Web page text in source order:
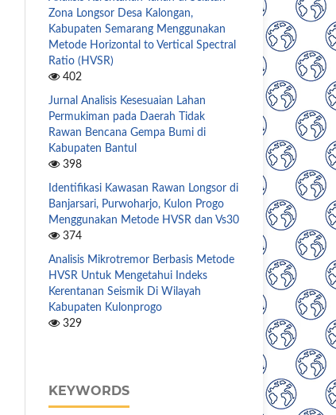
Zona Longsor Desa Kalongan,
Kabupaten Semarang Menggunakan
Metode Horizontal to Vertical Spectral
Ratio (HVSR)
402
Jurnal Analisis Kesesuaian Lahan
Permukiman pada Daerah Tidak
Rawan Bencana Gempa Bumi di
Kabupaten Bantul
398
Identifikasi Kawasan Rawan Longsor di
Banjarsari, Purwoharjo, Kulon Progo
Menggunakan Metode HVSR dan Vs30
374
Analisis Mikrotremor Berbasis Metode
HVSR Untuk Mengetahui Indeks
Kerentanan Seismik Di Wilayah
Kabupaten Kulonprogo
329
KEYWORDS